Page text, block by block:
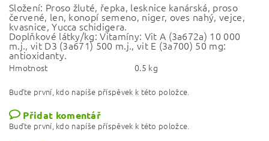
Složení: Proso žluté, řepka, lesknice kanárská, proso
červené, len, konopí semeno, niger, oves nahý, vejce,
kvasnice, Yucca schidigera.
Doplňkové látky/kg: Vitamíny: Vit A (3a672a) 10 000
m.j., vit D3 (3a671) 500 m.j., vit E (3a700) 50 mg:
antioxidanty.
Hmotnost 0.5 kg
Buďte první, kdo napíše příspěvek k této položce.
Přidat komentář
Buďte první, kdo napíše příspěvek k této položce.